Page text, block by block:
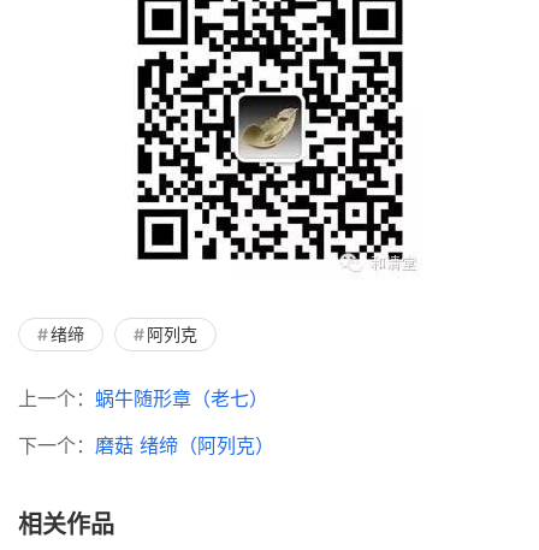
绪缔 阿列克
上一个： 蜗牛随形章（老七）
下一个： 磨菇 绪缔（阿列克）
相关作品